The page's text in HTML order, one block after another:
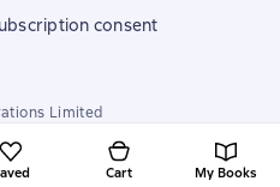
Cart My Books
consent
Limited